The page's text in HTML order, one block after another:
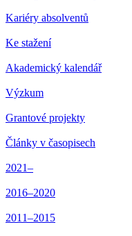
Kariéry absolventů
Ke stažení
Akademický kalendář
Výzkum
Grantové projekty
Články v časopisech
2021–
2016–2020
2011–2015